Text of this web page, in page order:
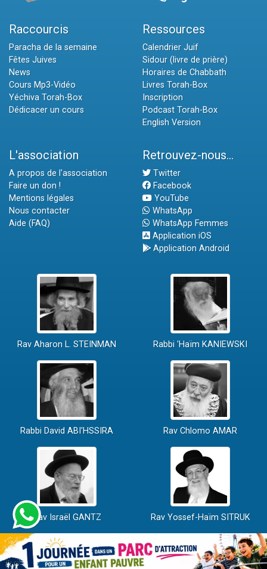
Raccourcis
Paracha de la semaine
Fêtes Juives
News
Cours Mp3-Vidéo
Yéchiva Torah-Box
Dédicacer un cours
Ressources
Calendrier Juif
Sidour (livre de prière)
Horaires de Chabbath
Livres Torah-Box
Inscription
Podcast Torah-Box
English Version
L'association
A propos de l'association
Faire un don !
Mentions légales
Nous contacter
Aide (FAQ)
Retrouvez-nous...
Twitter
Facebook
YouTube
WhatsApp
WhatsApp Femmes
Application iOS
Application Android
Rav Aharon L. STEINMAN Rabbi 'Haïm KANIEWSKI
Rabbi David ABI'HSSIRA Rav Chlomo AMAR
Rav Israël GANTZ Rav Yossef-Haïm SITRUK